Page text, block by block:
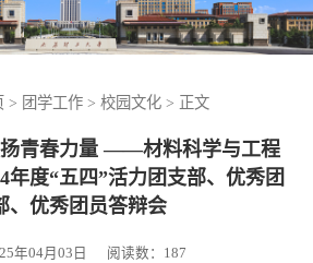
> 团学工作> 校园文化> 正文
青春力量 ——材料科学与工程
年度“五四”活力团支部、优秀团
、优秀团员答辩会
年04月03日 阅读数： 187